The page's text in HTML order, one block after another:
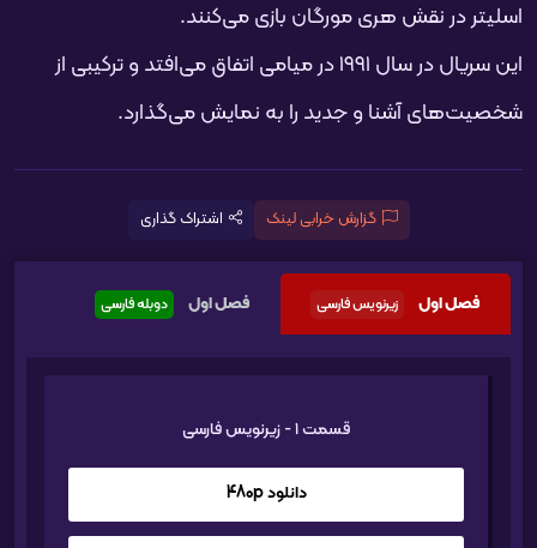
اسلیتر در نقش هری مورگان بازی می‌کنند.
این سریال در سال ۱۹۹۱ در میامی اتفاق می‌افتد و ترکیبی از
شخصیت‌های آشنا و جدید را به نمایش می‌گذارد.
گزارش خرابی لینک اشتراک گذاری
فصل اول زیرنویس فارسی فصل اول دوبله فارسی
قسمت 1 - زیرنویس فارسی
دانلود 480p